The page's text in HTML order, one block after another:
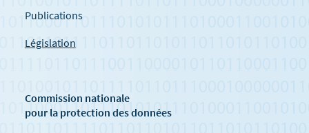
Publications
Législation
Commission nationale
pour la protection des données